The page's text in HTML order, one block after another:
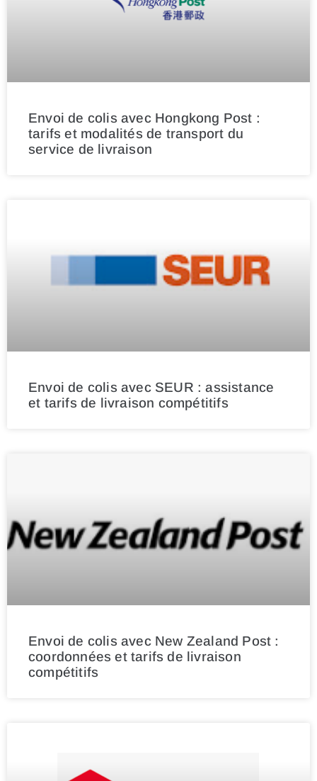
Envoi de colis avec Hongkong Post :
tarifs et modalités de transport du
service de livraison
Envoi de colis avec SEUR : assistance
et tarifs de livraison compétitifs
Envoi de colis avec New Zealand Post :
coordonnées et tarifs de livraison
compétitifs